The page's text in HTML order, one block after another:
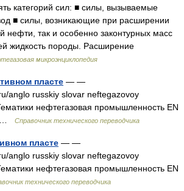
категорий сил: ■ силы, вызываемые
■ силы, возникающие при расширении
нефти, так и особенно законтурных масс
жидкость породы. Расширение
микроэнциклопедия
пласте — —
anglo russkiy slovar neftegazovoy
нефтегазовая промышленность EN
…
Справочник технического переводчика
пласте — —
anglo russkiy slovar neftegazovoy
нефтегазовая промышленность EN
технического переводчика